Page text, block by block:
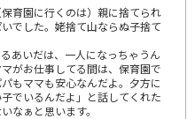
育園に行くのは）親に捨てられ
でした。姥捨て山ならぬ子捨て
あいだは、一人になっちゃうん
がお仕事してる間は、保育園で
もママも安心なんだよ。夕方に
でいるんだよ」と話してくれた
なぁと思います。